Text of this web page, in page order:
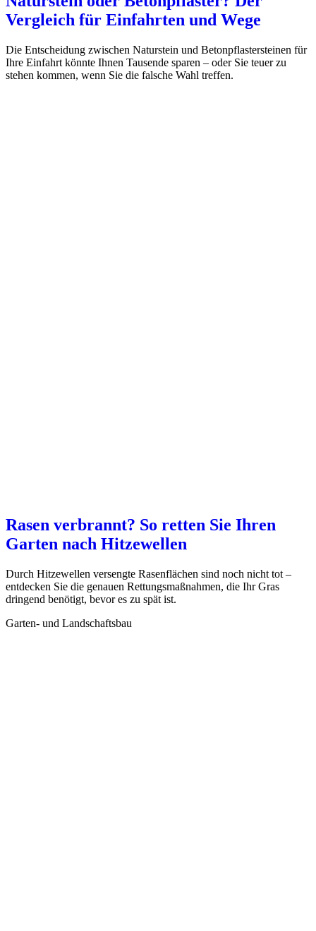
Vergleich für Einfahrten und Wege
Die Entscheidung zwischen Naturstein und Betonpflastersteinen für
Ihre Einfahrt könnte Ihnen Tausende sparen – oder Sie teuer zu
stehen kommen, wenn Sie die falsche Wahl treffen.
Rasen verbrannt? So retten Sie Ihren
Garten nach Hitzewellen
Durch Hitzewellen versengte Rasenflächen sind noch nicht tot –
entdecken Sie die genauen Rettungsmaßnahmen, die Ihr Gras
dringend benötigt, bevor es zu spät ist.
Garten- und Landschaftsbau